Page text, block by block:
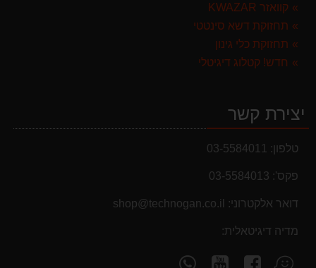
קוואזר KWAZAR
תחזוקת דשא סינטטי
תחזוקת כלי גינון
חדש! קטלוג דיגיטלי
יצירת קשר
טלפון: 03-5584011
פקס': 03-5584013
דואר אלקטרוני: shop@technogan.co.il
מדיה דיגיטאלית:
מצא
עקוב
עקוב
מבצעים והנחות